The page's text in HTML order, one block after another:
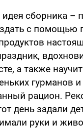
идея сборника –
с помощью
а также
гурманов
рацион.
день задали
руки и живо